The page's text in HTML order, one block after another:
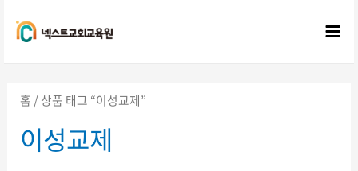
건너뛰기
홈 / 상품 태그 “이성교제”
이성교제